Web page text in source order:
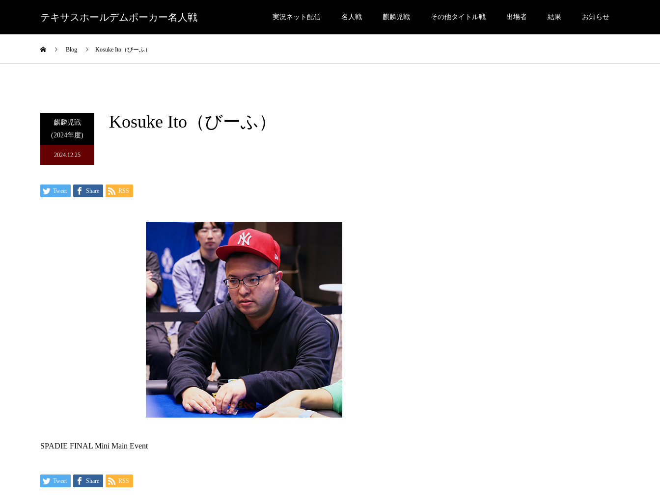
テキサスホールデムポーカー名人戦 実況ネット配信 名人戦 麒麟児戦 その他タイトル戦 出場者 結果 お知らせ
Blog Kosuke Ito（びーふ）
麒麟児戦
(2024年度)
2024.12.25
Kosuke Ito（びーふ）
Tweet Share RSS
SPADIE FINAL Mini Main Event
Tweet Share RSS